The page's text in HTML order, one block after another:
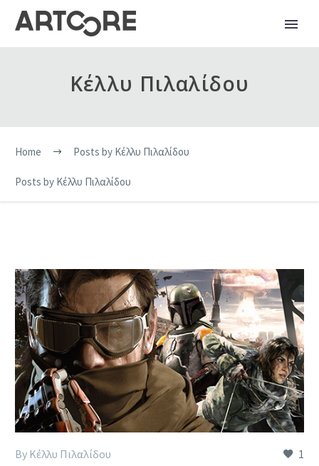
Κέλλυ Πιλαλίδου
Home Posts by Κέλλυ Πιλαλίδου
Posts by Κέλλυ Πιλαλίδου
1
By Κέλλυ Πιλαλίδου